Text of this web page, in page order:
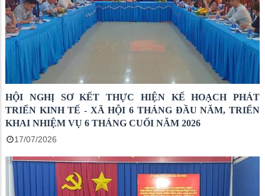
HỘI NGHỊ SƠ KẾT THỰC HIỆN KẾ HOẠCH PHÁT
TRIỂN KINH TẾ - XÃ HỘI 6 THÁNG ĐẦU NĂM, TRIỂN
KHAI NHIỆM VỤ 6 THÁNG CUỐI NĂM 2026
17/07/2026